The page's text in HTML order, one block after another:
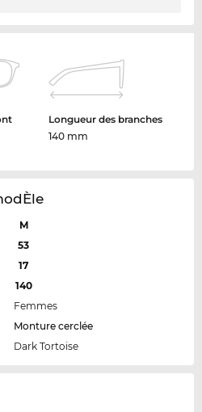
Longueur des branches
140 mm
M
53
17
140
Femmes
Monture cerclée
Dark Tortoise